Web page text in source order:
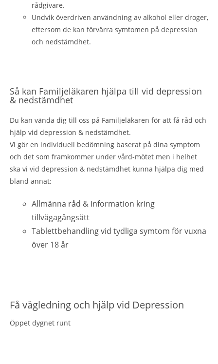
rådgivare.
Undvik överdriven användning av alkohol eller droger,
eftersom de kan förvärra symtomen på depression
och nedstämdhet.
Så kan Familjeläkaren hjälpa till vid depression
& nedstämdhet
Du kan vända dig till oss på Familjeläkaren för att få råd och
hjälp vid depression & nedstämdhet.
Vi gör en individuell bedömning baserat på dina symptom
och det som framkommer under vård-mötet men i helhet
ska vi vid depression & nedstämdhet kunna hjälpa dig med
bland annat:
Allmänna råd & Information kring
tillvägagångsätt
Tablettbehandling vid tydliga symtom för vuxna
över 18 år
Få vägledning och hjälp vid Depression
Öppet dygnet runt